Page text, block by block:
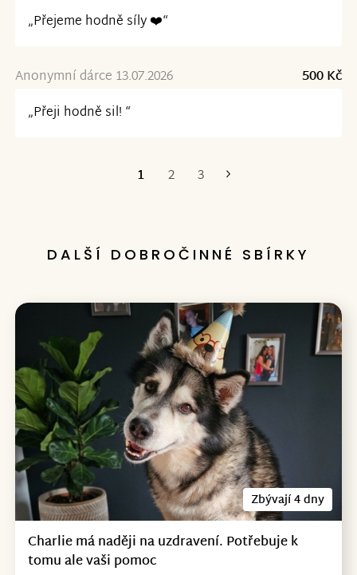
„Přejeme hodně síly ❤️“
Anonymní dárce 13.07.2026
500 Kč
„Přeji hodně sil! “
1 2 3
DALŠÍ DOBROČINNÉ SBÍRKY
Zbývají 4 dny
Charlie má naději na uzdravení. Potřebuje k
tomu ale vaši pomoc